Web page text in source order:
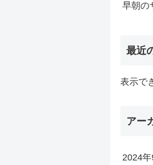
早朝の
最近
表示で
アー
2024年